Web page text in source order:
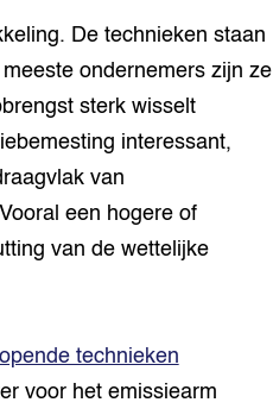
De technieken staan
ondernemers zijn ze
sterk wisselt
interessant,
van
een hogere of
van de wettelijke
technieken
voor het emissiearm